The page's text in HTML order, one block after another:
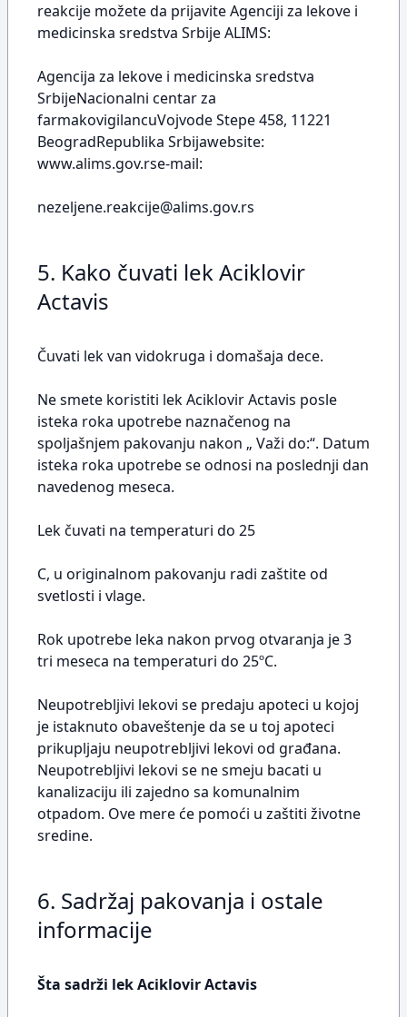
reakcije možete da prijavite Agenciji za lekove i
medicinska sredstva Srbije ALIMS:
Agencija za lekove i medicinska sredstva
SrbijeNacionalni centar za
farmakovigilancuVojvode Stepe 458, 11221
BeogradRepublika Srbijawebsite:
www.alims.gov.rse-mail:
nezeljene.reakcije@alims.gov.rs
5. Kako čuvati lek Aciklovir
Actavis
Čuvati lek van vidokruga i domašaja dece.
Ne smete koristiti lek Aciklovir Actavis posle
isteka roka upotrebe naznačenog na
spoljašnjem pakovanju nakon „ Važi do:“. Datum
isteka roka upotrebe se odnosi na poslednji dan
navedenog meseca.
Lek čuvati na temperaturi do 25
C, u originalnom pakovanju radi zaštite od
svetlosti i vlage.
Rok upotrebe leka nakon prvog otvaranja je 3
tri meseca na temperaturi do 25ºC.
Neupotrebljivi lekovi se predaju apoteci u kojoj
je istaknuto obaveštenje da se u toj apoteci
prikupljaju neupotrebljivi lekovi od građana.
Neupotrebljivi lekovi se ne smeju bacati u
kanalizaciju ili zajedno sa komunalnim
otpadom. Ove mere će pomoći u zaštiti životne
sredine.
6. Sadržaj pakovanja i ostale
informacije
Šta sadrži lek Aciklovir Actavis